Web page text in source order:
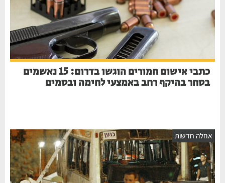
כתבי אישום חמורים הוגשו בדרום: 15 נאשמים
בסחר בהיקף רחב באמצעי לחימה ובסמים
חדשות